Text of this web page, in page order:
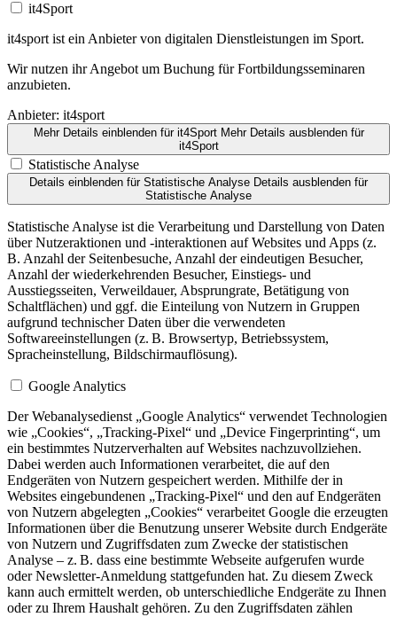
it4Sport
it4sport ist ein Anbieter von digitalen Dienstleistungen im Sport.
Wir nutzen ihr Angebot um Buchung für Fortbildungsseminaren
anzubieten.
Anbieter: it4sport
Mehr Details einblendenfür it4Sport Mehr Details ausblendenfür
it4Sport
Statistische Analyse
Details einblenden für Statistische Analyse Details ausblenden für
Statistische Analyse
Statistische Analyse ist die Verarbeitung und Darstellung von Daten
über Nutzeraktionen und -interaktionen auf Websites und Apps (z.
B. Anzahl der Seitenbesuche, Anzahl der eindeutigen Besucher,
Anzahl der wiederkehrenden Besucher, Einstiegs- und
Ausstiegsseiten, Verweildauer, Absprungrate, Betätigung von
Schaltflächen) und ggf. die Einteilung von Nutzern in Gruppen
aufgrund technischer Daten über die verwendeten
Softwareeinstellungen (z. B. Browsertyp, Betriebssystem,
Spracheinstellung, Bildschirmauflösung).
Google Analytics
Der Webanalysedienst „Google Analytics“ verwendet Technologien
wie „Cookies“, „Tracking-Pixel“ und „Device Fingerprinting“, um
ein bestimmtes Nutzerverhalten auf Websites nachzuvollziehen.
Dabei werden auch Informationen verarbeitet, die auf den
Endgeräten von Nutzern gespeichert werden. Mithilfe der in
Websites eingebundenen „Tracking-Pixel“ und den auf Endgeräten
von Nutzern abgelegten „Cookies“ verarbeitet Google die erzeugten
Informationen über die Benutzung unserer Website durch Endgeräte
von Nutzern und Zugriffsdaten zum Zwecke der statistischen
Analyse – z. B. dass eine bestimmte Webseite aufgerufen wurde
oder Newsletter-Anmeldung stattgefunden hat. Zu diesem Zweck
kann auch ermittelt werden, ob unterschiedliche Endgeräte zu Ihnen
oder zu Ihrem Haushalt gehören. Zu den Zugriffsdaten zählen